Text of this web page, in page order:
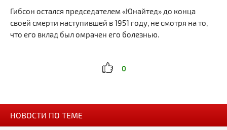
Гибсон остался председателем «Юнайтед» до конца
своей смерти наступившей в 1951 году, не смотря на то,
что его вклад был омрачен его болезнью.
0
НОВОСТИ ПО ТЕМЕ